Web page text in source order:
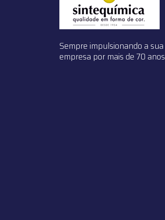
Sempre impulsionando a sua
empresa por mais de 70 anos